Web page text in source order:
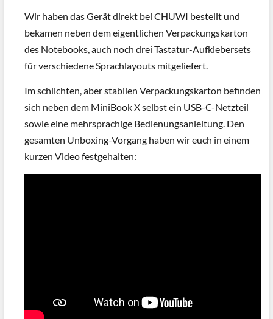
Wir haben das Gerät direkt bei CHUWI bestellt und
bekamen neben dem eigentlichen Verpackungskarton
des Notebooks, auch noch drei Tastatur-Aufklebersets
für verschiedene Sprachlayouts mitgeliefert.
Im schlichten, aber stabilen Verpackungskarton befinden
sich neben dem MiniBook X selbst ein USB-C-Netzteil
sowie eine mehrsprachige Bedienungsanleitung. Den
gesamten Unboxing-Vorgang haben wir euch in einem
kurzen Video festgehalten: